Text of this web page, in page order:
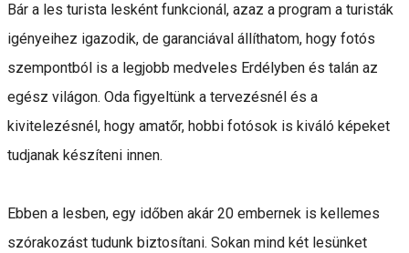
Bár a les turista lesként funkcionál, azaz a program a turisták
igényeihez igazodik, de garanciával állíthatom, hogy fotós
szempontból is a legjobb medveles Erdélyben és talán az
egész világon. Oda figyeltünk a tervezésnél és a
kivitelezésnél, hogy amatőr, hobbi fotósok is kiváló képeket
tudjanak készíteni innen.
Ebben a lesben, egy időben akár 20 embernek is kellemes
szórakozást tudunk biztosítani. Sokan mind két lesünket